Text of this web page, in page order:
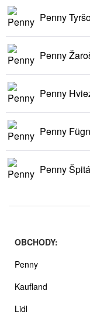
Penny
Penny
Penny
Penny
Penny
OBCHODY:
Penny
Kaufland
Lidl